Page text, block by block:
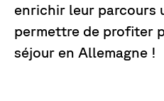
enrichir leur parcours
permettre de profiter
séjour en Allemagne !